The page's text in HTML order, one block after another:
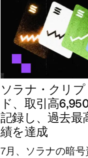
ソラナ・クリ
ド、取引高
記録し、過去最
績を達成
7月、ソラナの暗